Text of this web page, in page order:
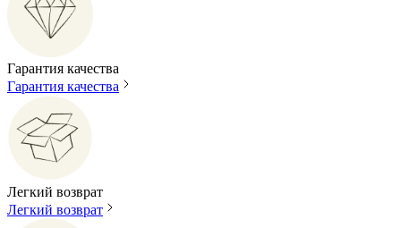
Гарантия качества
Гарантия качества
Легкий возврат
Легкий возврат